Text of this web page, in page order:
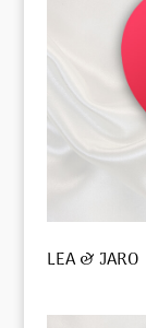
LEA & JARO